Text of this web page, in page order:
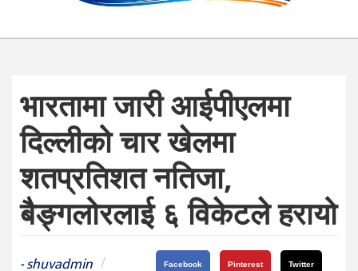
संघीय
प्रविधि
जीवनशैली
दर्शन
संस्कृति
भारतामा जारी आईपीएलमा
दिल्लीको चार खेलमा
शतप्रतिशत नतिजा,
बैङ्गलोरलाई ६ विकेटले हरायो
-shuvadmin /
Facebook
Pinterest
Twitter